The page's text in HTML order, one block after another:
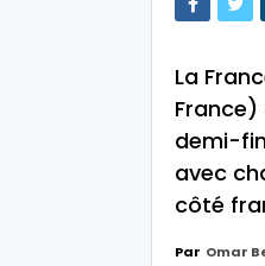
La
demi-
avec
côté
Par Omar